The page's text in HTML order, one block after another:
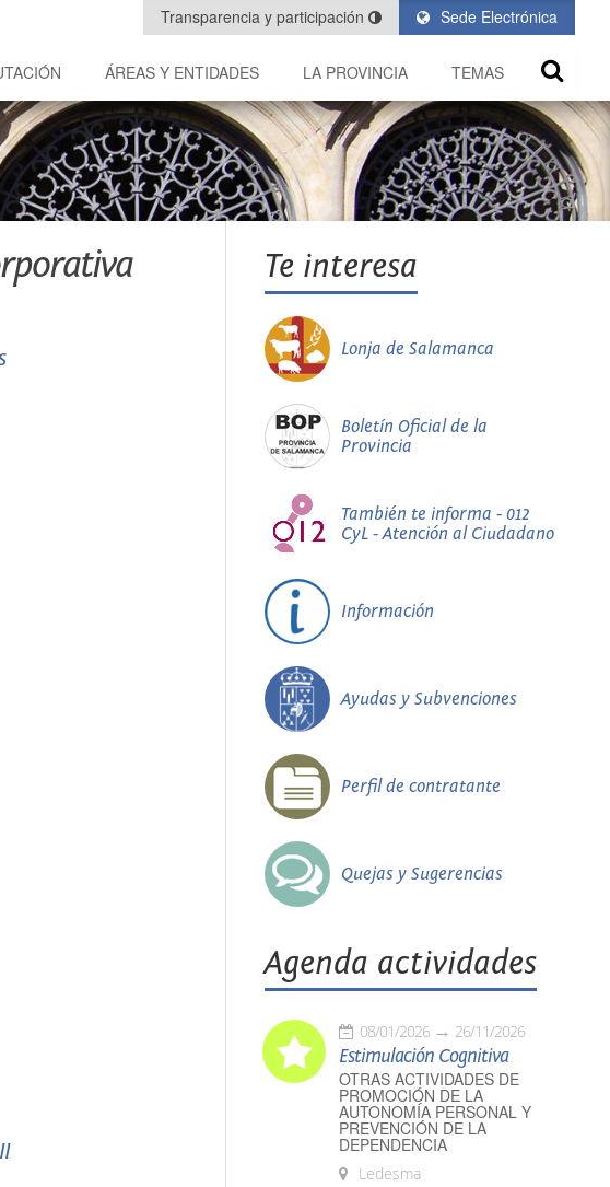
Sede Electrónica
Transparencia y participación
ÁREAS Y ENTIDADES LA PROVINCIA TEMAS
Te interesa
Lonja de Salamanca
Boletín Oficial de la
Provincia
También te informa - 012
CyL - Atención al Ciudadano
Información
Ayudas y Subvenciones
Perfil de contratante
Quejas y Sugerencias
Agenda actividades
08/01/2026 26/11/2026
Estimulación Cognitiva
OTRAS ACTIVIDADES DE
PROMOCIÓN DE LA
AUTONOMÍA PERSONAL Y
PREVENCIÓN DE LA
DEPENDENCIA
Ledesma